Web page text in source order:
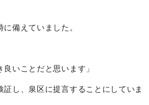
備えていました。
いことだと思います」
し、泉区に提言することにしていま